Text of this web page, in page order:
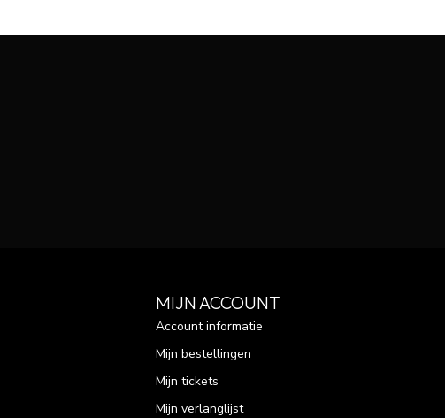
MIJN ACCOUNT
Account informatie
Mijn bestellingen
Mijn tickets
Mijn verlanglijst